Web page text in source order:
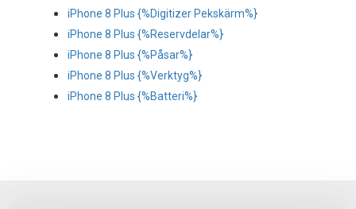
iPhone 8 Plus {%Digitizer Pekskärm%}
iPhone 8 Plus {%Reservdelar%}
iPhone 8 Plus {%Påsar%}
iPhone 8 Plus {%Verktyg%}
iPhone 8 Plus {%Batteri%}